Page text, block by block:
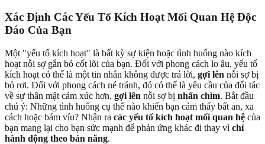
Xác Định Các Yếu Tố Kích Hoạt Mối Quan Hệ Độc
Đáo Của Bạn
Một "yếu tố kích hoạt" là bất kỳ sự kiện hoặc tình huống nào kích
hoạt nỗi sợ gắn bó cốt lõi của bạn. Đối với phong cách lo âu, yếu tố
kích hoạt có thể là một tin nhắn không được trả lời, gợi lên nỗi sợ bị
bỏ rơi. Đối với phong cách né tránh, đó có thể là yêu cầu của đối tác
về sự thân mật cảm xúc hơn, gợi lên nỗi sợ bị nhấn chìm. Bắt đầu
chú ý: Những tình huống cụ thể nào khiến bạn cảm thấy bất an, xa
cách hoặc bám víu? Nhận ra các yếu tố kích hoạt mối quan hệ của
bạn mang lại cho bạn sức mạnh để phản ứng khác đi thay vì chỉ
hành động theo bản năng.